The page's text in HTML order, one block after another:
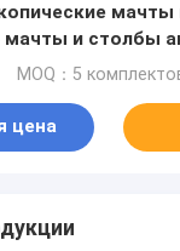
и столбы
MOQ：5
цена